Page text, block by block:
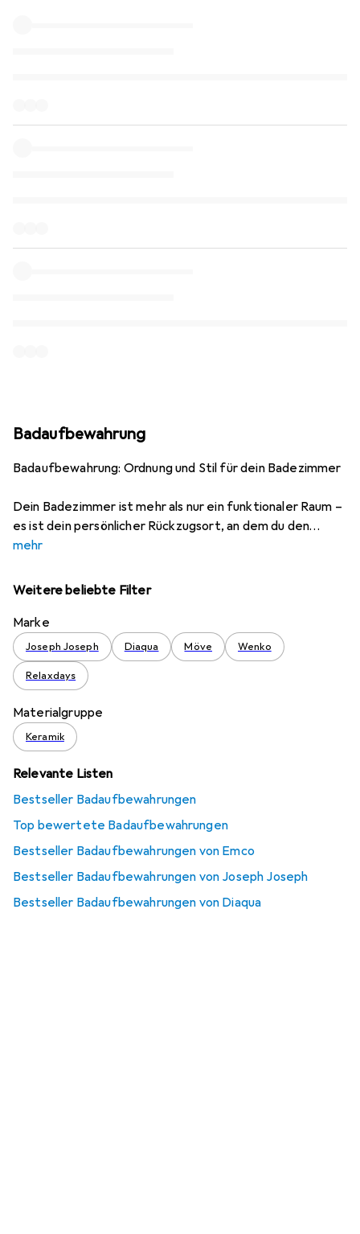
Badaufbewahrung
Badaufbewahrung: Ordnung und Stil für dein Badezimmer
Dein Badezimmer ist mehr als nur ein funktionaler Raum –
es ist dein persönlicher Rückzugsort, an dem du den
mehr
Weitere beliebte Filter
Marke
Joseph Joseph Diaqua Möve Wenko
Relaxdays
Materialgruppe
Keramik
Relevante Listen
Bestseller Badaufbewahrungen
Top bewertete Badaufbewahrungen
Bestseller Badaufbewahrungen von Emco
Bestseller Badaufbewahrungen von Joseph Joseph
Bestseller Badaufbewahrungen von Diaqua